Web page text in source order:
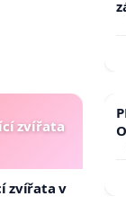
zvířata
zvířata v